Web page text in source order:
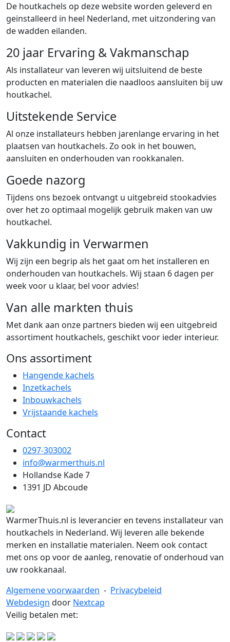
De houtkachels op deze website worden geleverd en
geinstalleerd in heel Nederland, met uitzondering van
de wadden eilanden.
20 jaar Ervaring & Vakmanschap
Als installateur van leveren wij uitsluitend de beste
producten en materialen die naadloos aansluiten bij uw
houtkachel.
Uitstekende Service
Al onze installateurs hebben jarenlange ervaring in het
plaatsen van houtkachels. Zo ook in het bouwen,
aansluiten en onderhouden van rookkanalen.
Goede nazorg
Tijdens ons bezoek ontvangt u uitgebreid stookadvies
over het zo optimaal mogelijk gebruik maken van uw
houtkachel.
Vakkundig in Verwarmen
Wij zijn een begrip als het gaat om het installeren en
onderhouden van houtkachels. Wij staan 6 dagen per
week voor u klaar, bel voor advies!
Van alle markten thuis
Met dank aan onze partners bieden wij een uitgebreid
assortiment houtkachels, geschikt voor ieder interieur.
Ons assortiment
Hangende kachels
Inzetkachels
Inbouwkachels
Vrijstaande kachels
Contact
0297-303002
info@warmerthuis.nl
Hollandse Kade 7
1391 JD Abcoude
WarmerThuis.nl is leverancier en tevens installateur van
houtkachels in Nederland. Wij leveren alle bekende
merken en installatie materialen. Neem ook contact
met ons op voor de aanleg, renovatie of onderhoud van
uw rookkanaal.
Algemene voorwaarden - Privacybeleid
Webdesign door Nextcap
Veilig betalen met: